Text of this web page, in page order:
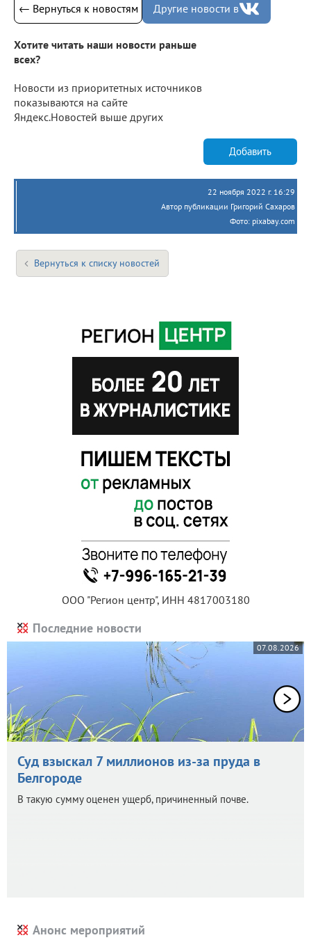
← Вернуться к новостям Другие новости в
Хотите читать наши новости раньше
всех?
Новости из приоритетных источников
показываются на сайте
Яндекс.Новостей выше других
Добавить
22 ноября 2022 г. 16:29
Автор публикации Григорий Сахаров
Фото: pixabay.com
Вернуться к списку новостей
ООО "Регион центр", ИНН 4817003180
Последние новости
07.08.2026
Суд взыскал 7 миллионов из-за пруда в
Белгороде
В такую сумму оценен ущерб, причиненный почве.
Анонс мероприятий